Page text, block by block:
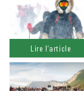
Lire l’article